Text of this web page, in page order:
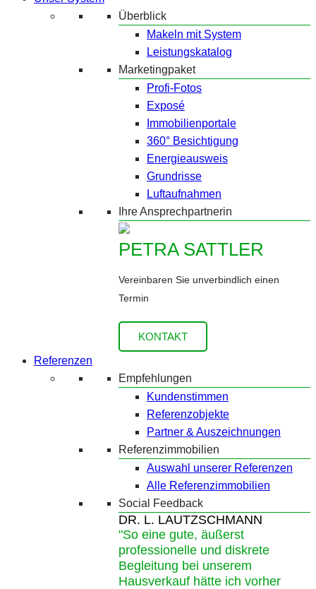
Überblick
Makeln mit System
Leistungskatalog
Marketingpaket
Profi-Fotos
Exposé
Immobilienportale
360° Besichtigung
Energieausweis
Grundrisse
Luftaufnahmen
Ihre Ansprechpartnerin
PETRA SATTLER
Vereinbaren Sie unverbindlich einen
Termin
KONTAKT
Referenzen
Empfehlungen
Kundenstimmen
Referenzobjekte
Partner & Auszeichnungen
Referenzimmobilien
Auswahl unserer Referenzen
Alle Referenzimmobilien
Social Feedback
DR. L. LAUTZSCHMANN
"So eine gute, äußerst
professionelle und diskrete
Begleitung bei unserem
Hausverkauf hätte ich vorher